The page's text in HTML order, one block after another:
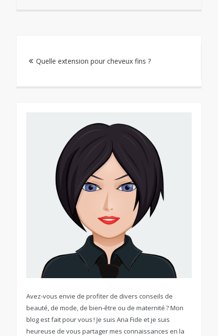
Quelle extension pour cheveux fins ?
Avez-vous envie de profiter de divers conseils de
beauté, de mode, de bien-être ou de maternité ? Mon
blog est fait pour vous ! Je suis Ana Fide et je suis
heureuse de vous partager mes connaissances en la